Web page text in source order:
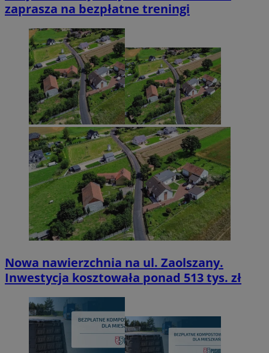
zaprasza na bezpłatne treningi
Nowa nawierzchnia na ul. Zaolszany.
Inwestycja kosztowała ponad 513 tys. zł